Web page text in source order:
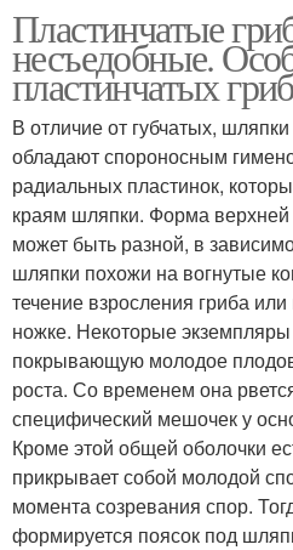
Гриб на тонкой ножке
Гриб с коричневой
шляпкой
Маленький гриб
Гриб с толстой
Пластинчатые
несъедобные.
пластинчатых
В отличие от губчатых,
обладают спороносным
радиальных пластинок,
краям шляпки. Форма верхней
может быть разной, в
шляпки похожи на вогнутые
течение взросления гриба
ножке. Некоторые
покрывающую молодое
роста. Со временем она
специфический мешочек у
Кроме этой общей оболочки
прикрывает собой молодой
момента созревания спор.
формируется поясок под